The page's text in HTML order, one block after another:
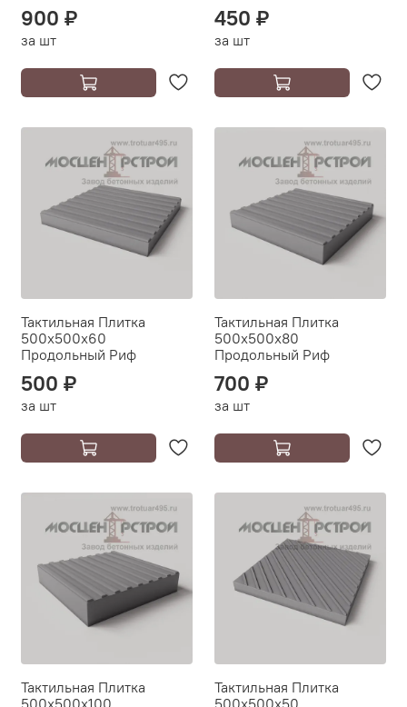
900 ₽
за шт
450 ₽
за шт
Тактильная Плитка
500х500х60
Продольный Риф
500 ₽
за шт
Тактильная Плитка
500х500х80
Продольный Риф
700 ₽
за шт
Тактильная Плитка
Тактильная Плитка